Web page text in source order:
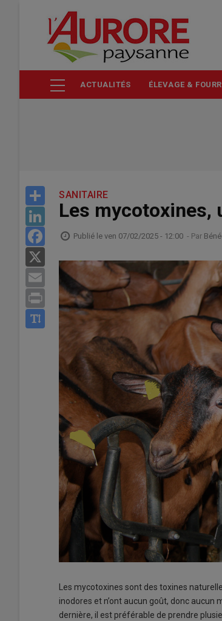
contenu
ACTUALITÉS ÉLEVAGE &
Share
LinkedIn
Facebook
Email
Print
SANITAIRE
Les mycotoxines,
Publié le ven 07/02/2025 - 12:00 - Par
Les mycotoxines sont des toxines
inodores et n’ont aucun goût, donc
dernière, il est préférable de prendre